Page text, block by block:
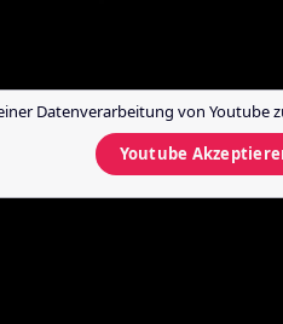
Datenverarbeitung von Youtube
Youtube